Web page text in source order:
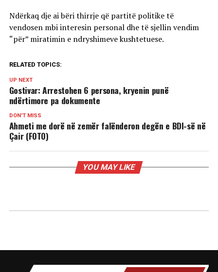
Ndërkaq dje ai bëri thirrje që partitë politike të
vendosen mbi interesin personal dhe të sjellin vendim
“për” miratimin e ndryshimeve kushtetuese.
RELATED TOPICS:
UP NEXT
Gostivar: Arrestohen 6 persona, kryenin punë
ndërtimore pa dokumente
DON'T MISS
Ahmeti me dorë në zemër falënderon degën e BDI-së në
Çair (FOTO)
YOU MAY LIKE